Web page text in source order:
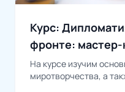
Курс:
фронте: мастер-
миротворчеству
На курсе изучим
миротворчества, а